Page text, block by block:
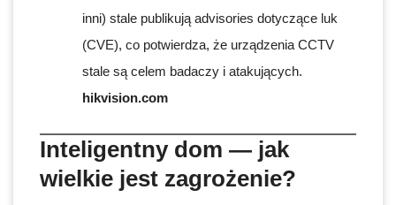
inni) stale publikują advisories dotyczące luk
(CVE), co potwierdza, że urządzenia CCTV
stale są celem badaczy i atakujących.
hikvision.com
Inteligentny dom — jak
wielkie jest zagrożenie?